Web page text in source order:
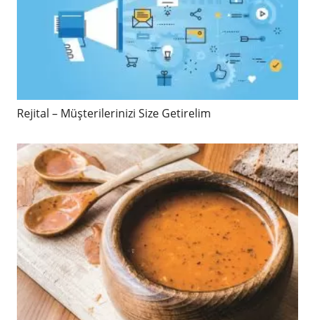
Rejital – Müşterilerinizi Size Getirelim